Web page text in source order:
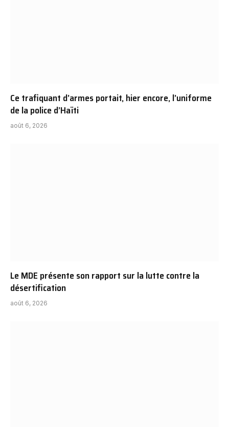
Ce trafiquant d’armes portait, hier encore, l’uniforme
de la police d’Haïti
août 6, 2026
Le MDE présente son rapport sur la lutte contre la
désertification
août 6, 2026